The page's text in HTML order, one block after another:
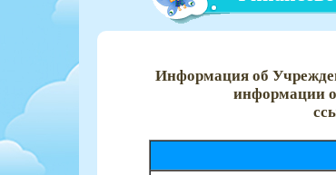
Информация об
информации